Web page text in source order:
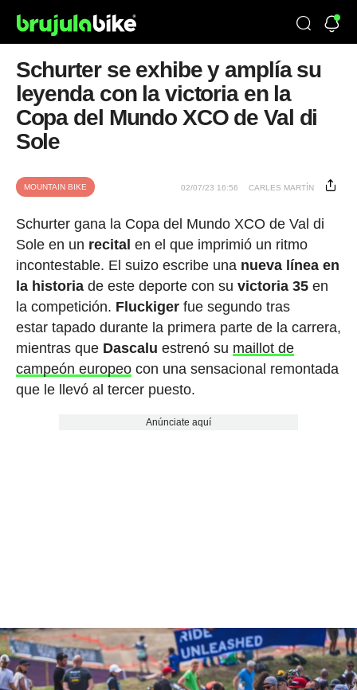
Schurter se exhibe y amplía su
leyenda con la victoria en la
Copa del Mundo XCO de Val di
Sole
MOUNTAIN BIKE 02/07/23 16:56 CARLES MARTÍN
Schurter gana la Copa del Mundo XCO de Val di
Sole en un recital en el que imprimió un ritmo
incontestable. El suizo escribe una nueva línea en
la historiade este deporte con su victoria 35en
la competición. Fluckiger fue segundo tras
estar tapado durante la primera parte de la carrera,
mientras que Dascalu estrenó su maillot de
campeón europeocon una sensacional remontada
que le llevó al tercer puesto.
Anúnciate aquí